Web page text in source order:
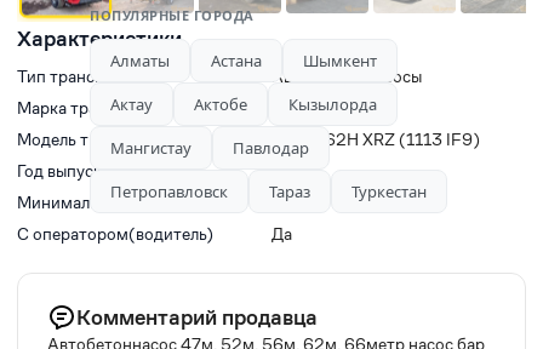
Характеристики
Тип транспорта
Автобетононасосы
Марка транспорта
CIFA
Модель транспорта
CIFA K62H XRZ (1113 IF9)
Год выпуска
Минимальное время заказа, ч
6
С оператором(водитель)
Да
Комментарий продавца
Автобетоннасос 47м. 52м. 56м. 62м. 66метр насос бар
ПОПУЛЯРНЫЕ ГОРОДА
Алматы Астана
Шымкент
Актау
Актобе
Кызылорда
Мангистау
Павлодар
Петропавловск
Тараз Туркестан